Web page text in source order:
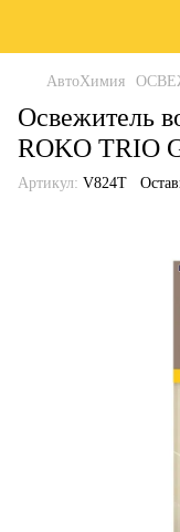
АвтоХимия
Освежитель
ROKO TRIO
Артикул: V824T